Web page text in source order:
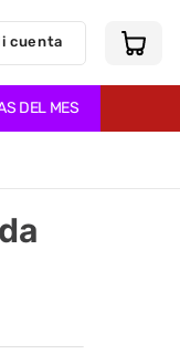
cuenta
DEL MES